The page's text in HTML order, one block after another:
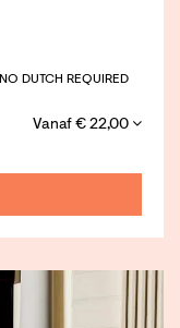
NO DUTCH REQUIRED
Vanaf € 22,00